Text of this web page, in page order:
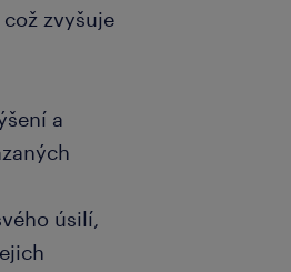
zvyšuje
a
úsilí,